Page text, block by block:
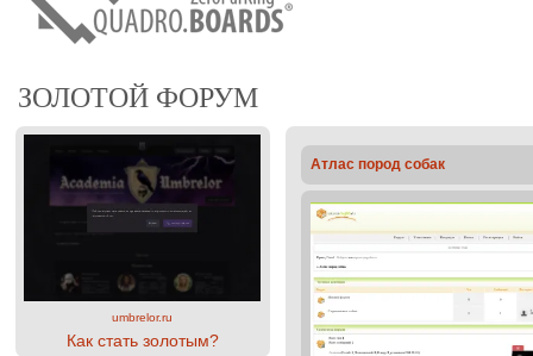
ЗОЛОТОЙ ФОРУМ
umbrelor.ru
Как стать золотым?
Атлас пород собак